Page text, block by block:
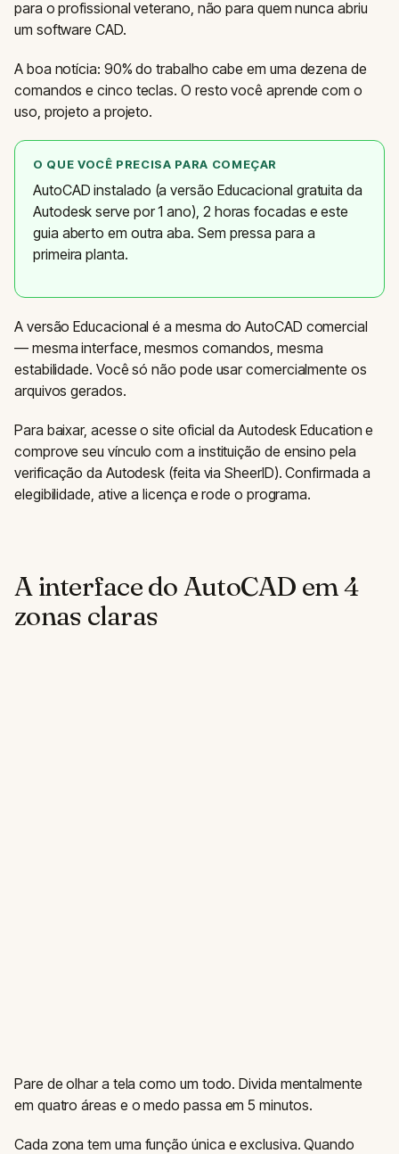
para o profissional veterano, não para quem nunca abriu
um software CAD.
A boa notícia: 90% do trabalho cabe em uma dezena de
comandos e cinco teclas. O resto você aprende com o
uso, projeto a projeto.
O QUE VOCÊ PRECISA PARA COMEÇAR
AutoCAD instalado (a versão Educacional gratuita da
Autodesk serve por 1 ano), 2 horas focadas e este
guia aberto em outra aba. Sem pressa para a
primeira planta.
A versão Educacional é a mesma do AutoCAD comercial
— mesma interface, mesmos comandos, mesma
estabilidade. Você só não pode usar comercialmente os
arquivos gerados.
Para baixar, acesse o site oficial da Autodesk Education e
comprove seu vínculo com a instituição de ensino pela
verificação da Autodesk (feita via SheerID). Confirmada a
elegibilidade, ative a licença e rode o programa.
A interface do AutoCAD em 4
zonas claras
Pare de olhar a tela como um todo. Divida mentalmente
em quatro áreas e o medo passa em 5 minutos.
Cada zona tem uma função única e exclusiva. Quando